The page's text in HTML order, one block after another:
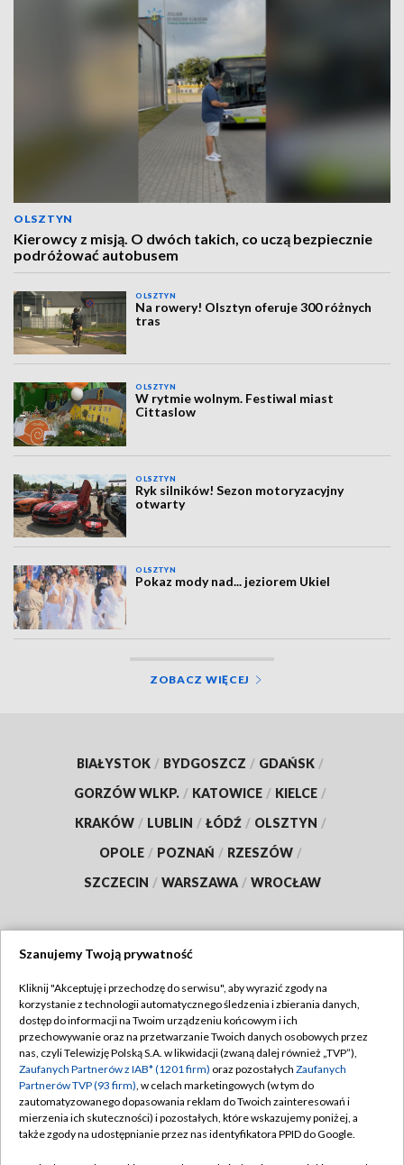
OLSZTYN
Kierowcy z misją. O dwóch takich, co uczą bezpiecznie
podróżować autobusem
OLSZTYN
Na rowery! Olsztyn oferuje 300 różnych
tras
OLSZTYN
W rytmie wolnym. Festiwal miast
Cittaslow
OLSZTYN
Ryk silników! Sezon motoryzacyjny
otwarty
OLSZTYN
Pokaz mody nad... jeziorem Ukiel
ZOBACZ WIĘCEJ
BIAŁYSTOK / BYDGOSZCZ / GDAŃSK /
GORZÓW WLKP. / KATOWICE / KIELCE /
KRAKÓW / LUBLIN / ŁÓDŹ / OLSZTYN /
OPOLE / POZNAŃ / RZESZÓW /
SZCZECIN / WARSZAWA / WROCŁAW
TVP
Abonament TVP
Emisja w TVP
Centrum informacji TVP
Naziemna Telewizja Cyfrowa
Regulamin TVP
Polityka prywatności
Moje zgody
Pomoc
Szanujemy Twoją prywatność
Kliknij "Akceptuję i przechodzę do serwisu", aby wyrazić zgody na
korzystanie z technologii automatycznego śledzenia i zbierania danych,
dostęp do informacji na Twoim urządzeniu końcowym i ich
przechowywanie oraz na przetwarzanie Twoich danych osobowych przez
nas, czyli Telewizję Polską S.A. w likwidacji (zwaną dalej również „TVP”),
Zaufanych Partnerów z IAB* (1201 firm) oraz pozostałych Zaufanych
Partnerów TVP (93 firm), w celach marketingowych (w tym do
zautomatyzowanego dopasowania reklam do Twoich zainteresowań i
mierzenia ich skuteczności) i pozostałych, które wskazujemy poniżej, a
także zgody na udostępnianie przez nas identyfikatora PPID do Google.